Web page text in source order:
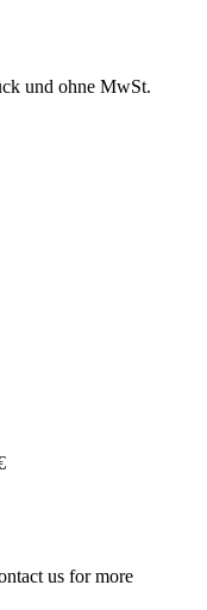
und ohne MwSt.
us for more